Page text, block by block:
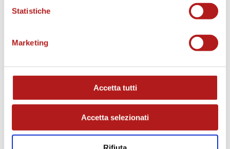
Statistiche
Marketing
Accetta tutti
Accetta selezionati
MATCH PROGRAM